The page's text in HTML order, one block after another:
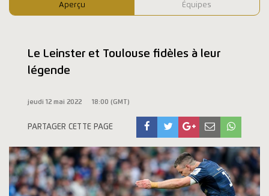
Aperçu Équipes
Le Leinster et Toulouse fidèles à leur
légende
jeudi 12 mai 2022 18:00 (GMT)
PARTAGER CETTE PAGE